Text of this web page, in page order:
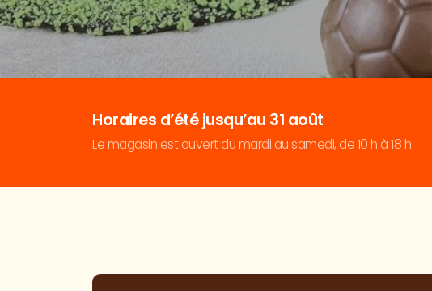
Horaires d’été jusqu’au 31 août
Le magasin est ouvert du mardi au samedi, de 10 h à 18 h